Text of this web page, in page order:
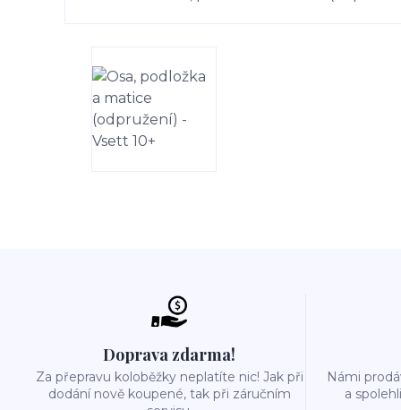
Doprava zdarma!
Za přepravu koloběžky neplatíte nic! Jak při
dodání nově koupené, tak při záručním
Námi
a